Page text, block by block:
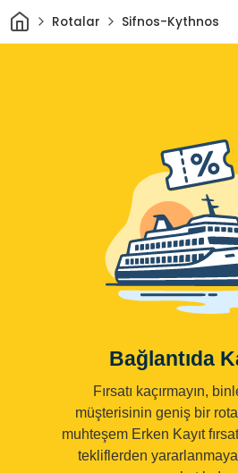
Ev Rotalar Sifnos-Kythnos
Bağlantıda
Fırsatı kaçırmayın,
müşterisinin geniş bir
muhteşem Erken Kayıt
tekliflerden